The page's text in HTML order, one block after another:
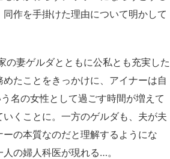
作を手掛けた理由について明かして
妻ゲルダとともに公私とも充実した
たことをきっかけに、アイナーは自
名の女性として過ごす時間が増えて
くことに。一方のゲルダも、夫が夫
の本質なのだと理解するようにな
の婦人科医が現れる…。